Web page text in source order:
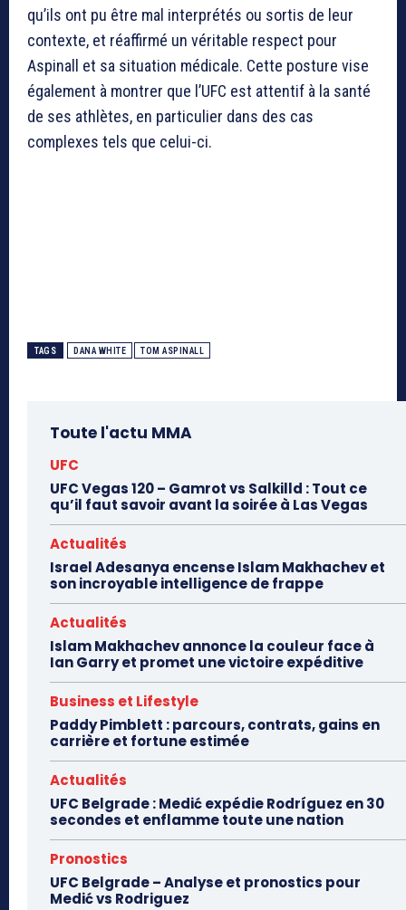
qu’ils ont pu être mal interprétés ou sortis de leur
contexte, et réaffirmé un véritable respect pour
Aspinall et sa situation médicale. Cette posture vise
également à montrer que l’UFC est attentif à la santé
de ses athlètes, en particulier dans des cas
complexes tels que celui-ci.
TAGS DANA WHITE TOM ASPINALL
Toute l'actu MMA
UFC
UFC Vegas 120 – Gamrot vs Salkilld : Tout ce
qu’il faut savoir avant la soirée à Las Vegas
Actualités
Israel Adesanya encense Islam Makhachev et
son incroyable intelligence de frappe
Actualités
Islam Makhachev annonce la couleur face à
Ian Garry et promet une victoire expéditive
Business et Lifestyle
Paddy Pimblett : parcours, contrats, gains en
carrière et fortune estimée
Actualités
UFC Belgrade : Medić expédie Rodríguez en 30
secondes et enflamme toute une nation
Pronostics
UFC Belgrade – Analyse et pronostics pour
Medić vs Rodriguez